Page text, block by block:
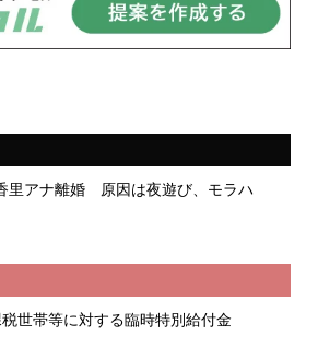
里アナ離婚 原因は夜遊び、モラハ
世帯等に対する臨時特別給付金